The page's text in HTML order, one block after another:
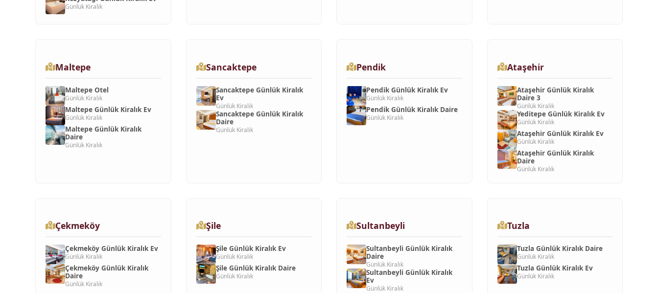
Günlük Kiralık
Maltepe
Maltepe Otel
Günlük Kiralık
Maltepe Günlük Kiralık Ev
Günlük Kiralık
Maltepe Günlük Kiralık
Daire
Günlük Kiralık
Sancaktepe
Sancaktepe Günlük Kiralık
Ev
Günlük Kiralık
Sancaktepe Günlük Kiralık
Daire
Günlük Kiralık
Pendik
Pendik Günlük Kiralık Ev
Günlük Kiralık
Pendik Günlük Kiralık Daire
Günlük Kiralık
Ataşehir
Ataşehir Günlük Kiralık
Daire 3
Günlük Kiralık
Yeditepe Günlük Kiralık Ev
Günlük Kiralık
Ataşehir Günlük Kiralık Ev
Günlük Kiralık
Ataşehir Günlük Kiralık
Daire
Günlük Kiralık
Çekmeköy
Çekmeköy Günlük Kiralık Ev
Günlük Kiralık
Çekmeköy Günlük Kiralık
Daire
Günlük Kiralık
Şile
Şile Günlük Kiralık Ev
Günlük Kiralık
Şile Günlük Kiralık Daire
Günlük Kiralık
Sultanbeyli
Sultanbeyli Günlük Kiralık
Daire
Günlük Kiralık
Sultanbeyli Günlük Kiralık
Ev
Günlük Kiralık
Tuzla
Tuzla Günlük Kiralık Daire
Günlük Kiralık
Tuzla Günlük Kiralık Ev
Günlük Kiralık